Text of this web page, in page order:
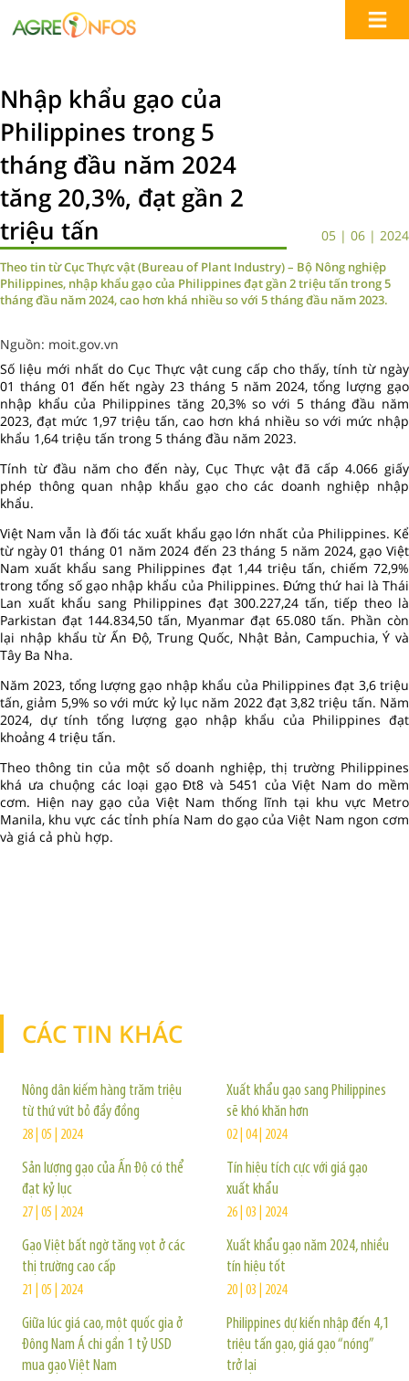
Nhập khẩu gạo của
Philippines trong 5
tháng đầu năm 2024
tăng 20,3%, đạt gần 2
triệu tấn
05 | 06 | 2024
Theo tin từ Cục Thực vật (Bureau of Plant Industry) – Bộ Nông nghiệp
Philippines, nhập khẩu gạo của Philippines đạt gần 2 triệu tấn trong 5
tháng đầu năm 2024, cao hơn khá nhiều so với 5 tháng đầu năm 2023.
Nguồn: moit.gov.vn
Số liệu mới nhất do Cục Thực vật cung cấp cho thấy, tính từ ngày
01 tháng 01 đến hết ngày 23 tháng 5 năm 2024, tổng lượng gạo
nhập khẩu của Philippines tăng 20,3% so với 5 tháng đầu năm
2023, đạt mức 1,97 triệu tấn, cao hơn khá nhiều so với mức nhập
khẩu 1,64 triệu tấn trong 5 tháng đầu năm 2023.
Tính từ đầu năm cho đến này, Cục Thực vật đã cấp 4.066 giấy
phép thông quan nhập khẩu gạo cho các doanh nghiệp nhập
khẩu.
Việt Nam vẫn là đối tác xuất khẩu gạo lớn nhất của Philippines. Kể
từ ngày 01 tháng 01 năm 2024 đến 23 tháng 5 năm 2024, gạo Việt
Nam xuất khẩu sang Philippines đạt 1,44 triệu tấn, chiếm 72,9%
trong tổng số gạo nhập khẩu của Philippines. Đứng thứ hai là Thái
Lan xuất khẩu sang Philippines đạt 300.227,24 tấn, tiếp theo là
Parkistan đạt 144.834,50 tấn, Myanmar đạt 65.080 tấn. Phần còn
lại nhập khẩu từ Ấn Độ, Trung Quốc, Nhật Bản, Campuchia, Ý và
Tây Ba Nha.
Năm 2023, tổng lượng gạo nhập khẩu của Philippines đạt 3,6 triệu
tấn, giảm 5,9% so với mức kỷ lục năm 2022 đạt 3,82 triệu tấn. Năm
2024, dự tính tổng lượng gạo nhập khẩu của Philippines đạt
khoảng 4 triệu tấn.
Theo thông tin của một số doanh nghiệp, thị trường Philippines
khá ưa chuộng các loại gạo Đt8 và 5451 của Việt Nam do mềm
cơm. Hiện nay gạo của Việt Nam thống lĩnh tại khu vực Metro
Manila, khu vực các tỉnh phía Nam do gạo của Việt Nam ngon cơm
và giá cả phù hợp.
CÁC TIN KHÁC
Nông dân kiếm hàng trăm triệu
từ thứ vứt bỏ đầy đồng
28 | 05 | 2024
Sản lượng gạo của Ấn Độ có thể
đạt kỷ lục
27 | 05 | 2024
Gạo Việt bất ngờ tăng vọt ở các
thị trường cao cấp
21 | 05 | 2024
Giữa lúc giá cao, một quốc gia ở
Đông Nam Á chi gần 1 tỷ USD
mua gạo Việt Nam
Xuất khẩu gạo sang Philippines
sẽ khó khăn hơn
02 | 04 | 2024
Tín hiệu tích cực với giá gạo
xuất khẩu
26 | 03 | 2024
Xuất khẩu gạo năm 2024, nhiều
tín hiệu tốt
20 | 03 | 2024
Philippines dự kiến nhập đến 4,1
triệu tấn gạo, giá gạo “nóng”
trở lại